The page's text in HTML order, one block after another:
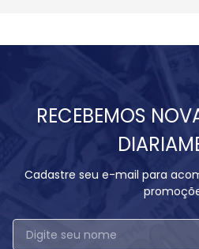
RECEBEMOS
Cadastre seu e-mail para